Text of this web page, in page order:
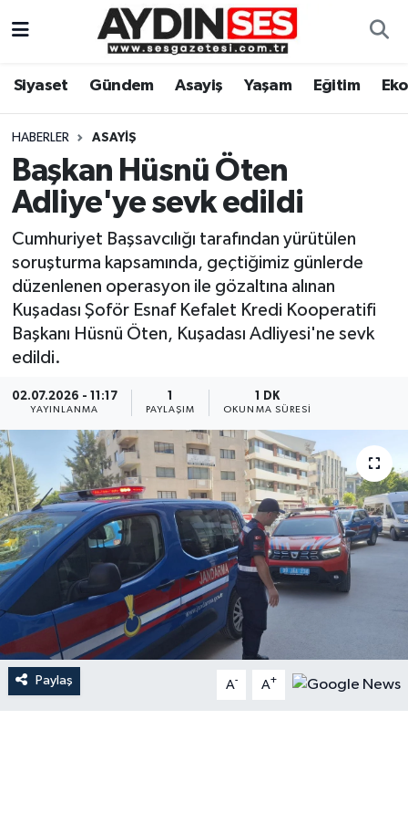
Siyaset Gündem Asayiş Yaşam Eğitim
HABERLER ASAYIŞ
Başkan Hüsnü Öten
Adliye'ye sevk edildi
Cumhuriyet Başsavcılığı tarafından yürütülen
soruşturma kapsamında, geçtiğimiz günlerde
düzenlenen operasyon ile gözaltına alınan
Kuşadası Şoför Esnaf Kefalet Kredi Kooperatifi
Başkanı Hüsnü Öten, Kuşadası Adliyesi'ne sevk
edildi.
02.07.2026 - 11:17
YAYINLANMA PAYLAŞIM
1 DK
OKUNMA SÜRESI
Paylaş A- A+
Gündem
Siyaset
Ekonomi
Yaşam
Eğitim
Kültür Sanat
Spor
Aydın Hava Durumu
Aydin Namaz Vakitleri
Aydın Trafik Yoğunluk Haritası
Süper Lig Puan Durumu ve Fikstür
Tüm Manşetler
Son Dakika Haberleri
Haber Arşivi